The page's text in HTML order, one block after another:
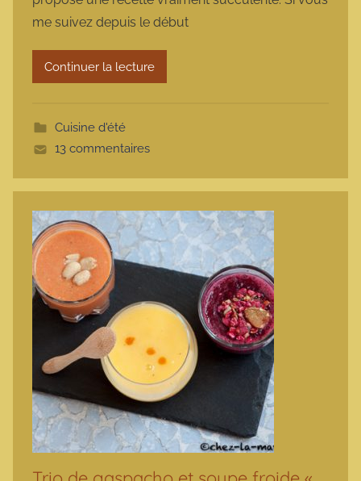
m
me suivez depuis le début
Continuer la lecture
Cuisine d'été
13 commentaires